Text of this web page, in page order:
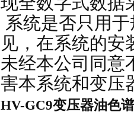
系统是否只用
见，在系统的安
未经本公司同意
害本系统和变压
HV-GC9变压器油色